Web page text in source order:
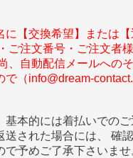
に【交換希望】または
ご注文番号・ご注文者
、自動配信メールへの
（info@dream-
本的には着払いでの
送された場合には、 確
で予めご了承下さいま